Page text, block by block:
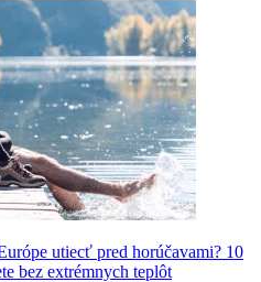
utiecť pred horúčavami? 10
bez extrémnych teplôt